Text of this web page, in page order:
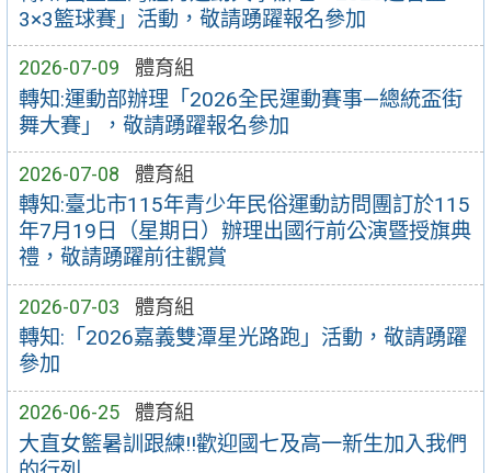
3×3籃球賽」活動，敬請踴躍報名參加
2026-07-09 體育組
轉知:運動部辦理「2026全民運動賽事—總統盃街
舞大賽」，敬請踴躍報名參加
2026-07-08 體育組
轉知:臺北市115年青少年民俗運動訪問團訂於115
年7月19日（星期日）辦理出國行前公演暨授旗典
禮，敬請踴躍前往觀賞
2026-07-03 體育組
轉知:「2026嘉義雙潭星光路跑」活動，敬請踴躍
參加
2026-06-25 體育組
大直女籃暑訓跟練!!歡迎國七及高一新生加入我們